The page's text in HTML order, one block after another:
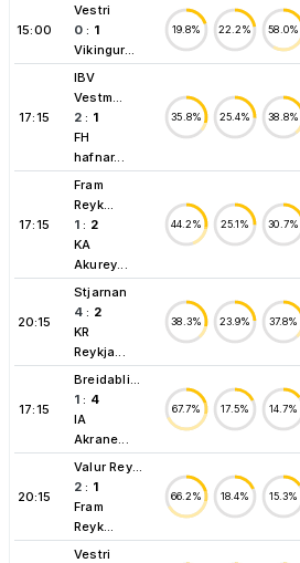
15:00
Vestri
0 : 1
Vikingur...
19.8% 22.2% 58.0%
17:15
IBV
Vestm...
2 : 1
FH
hafnar...
35.8% 25.4% 38.8%
17:15
Fram
Reyk...
1 : 2
KA
Akurey...
44.2% 25.1% 30.7%
20:15
Stjarnan
4 : 2
KR
Reykja...
38.3% 23.9% 37.8%
17:15
Breidabli...
1 : 4
IA
Akrane...
67.7% 17.5% 14.7%
20:15
Valur Rey...
2 : 1
Fram
Reyk...
66.2% 18.4% 15.3%
Vestri